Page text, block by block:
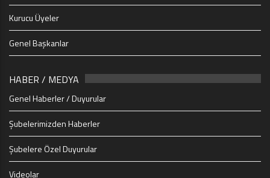
Kurucu Üyeler
Genel Başkanlar
HABER / MEDYA
Genel Haberler / Duyurular
Şubelerimizden Haberler
Şubelere Özel Duyurular
Videolar